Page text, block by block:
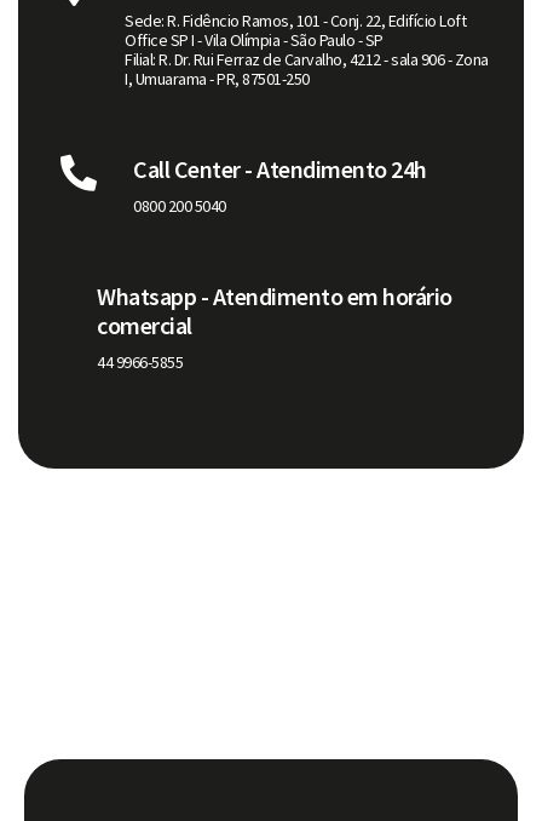
Sede: R. Fidêncio Ramos, 101 - Conj. 22, Edifício Loft
Office SP I - Vila Olímpia - São Paulo - SP
Filial: R. Dr. Rui Ferraz de Carvalho, 4212 - sala 906 - Zona
I, Umuarama - PR, 87501-250
Call Center - Atendimento 24h
0800 200 5040
Whatsapp - Atendimento em horário
comercial
44 9966-5855